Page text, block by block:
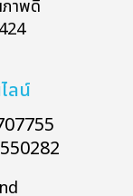
าพดี
ลน์